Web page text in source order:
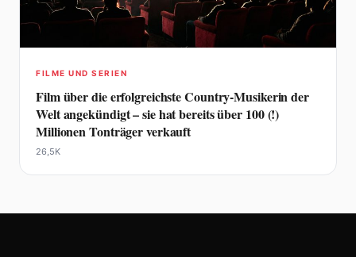
FILME UND SERIEN
Film über die erfolgreichste Country-Musikerin der
Welt angekündigt – sie hat bereits über 100 (!)
Millionen Tonträger verkauft
26,5K